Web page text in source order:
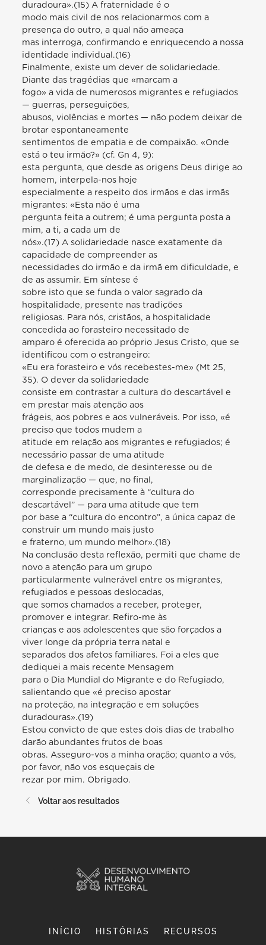
duradoura».(15) A fraternidade é o
modo mais civil de nos relacionarmos com a
presença do outro, a qual não ameaça
mas interroga, confirmando e enriquecendo a nossa
identidade individual.(16)
Finalmente, existe um dever de solidariedade.
Diante das tragédias que «marcam a
fogo» a vida de numerosos migrantes e refugiados
— guerras, perseguições,
abusos, violências e mortes — não podem deixar de
brotar espontaneamente
sentimentos de empatia e de compaixão. «Onde
está o teu irmão?» (cf. Gn 4, 9):
esta pergunta, que desde as origens Deus dirige ao
homem, interpela-nos hoje
especialmente a respeito dos irmãos e das irmãs
migrantes: «Esta não é uma
pergunta feita a outrem; é uma pergunta posta a
mim, a ti, a cada um de
nós».(17) A solidariedade nasce exatamente da
capacidade de compreender as
necessidades do irmão e da irmã em dificuldade, e
de as assumir. Em síntese é
sobre isto que se funda o valor sagrado da
hospitalidade, presente nas tradições
religiosas. Para nós, cristãos, a hospitalidade
concedida ao forasteiro necessitado de
amparo é oferecida ao próprio Jesus Cristo, que se
identificou com o estrangeiro:
«Eu era forasteiro e vós recebestes-me» (Mt 25,
35). O dever da solidariedade
consiste em contrastar a cultura do descartável e
em prestar mais atenção aos
frágeis, aos pobres e aos vulneráveis. Por isso, «é
preciso que todos mudem a
atitude em relação aos migrantes e refugiados; é
necessário passar de uma atitude
de defesa e de medo, de desinteresse ou de
marginalização — que, no final,
corresponde precisamente à “cultura do
descartável” — para uma atitude que tem
por base a “cultura do encontro”, a única capaz de
construir um mundo mais justo
e fraterno, um mundo melhor».(18)
Na conclusão desta reflexão, permiti que chame de
novo a atenção para um grupo
particularmente vulnerável entre os migrantes,
refugiados e pessoas deslocadas,
que somos chamados a receber, proteger,
promover e integrar. Refiro-me às
crianças e aos adolescentes que são forçados a
viver longe da própria terra natal e
separados dos afetos familiares. Foi a eles que
dediquei a mais recente Mensagem
para o Dia Mundial do Migrante e do Refugiado,
salientando que «é preciso apostar
na proteção, na integração e em soluções
duradouras».(19)
Estou convicto de que estes dois dias de trabalho
darão abundantes frutos de boas
obras. Asseguro-vos a minha oração; quanto a vós,
por favor, não vos esqueçais de
rezar por mim. Obrigado.
Voltar aos resultados
INÍCIO HISTÓRIAS RECURSOS